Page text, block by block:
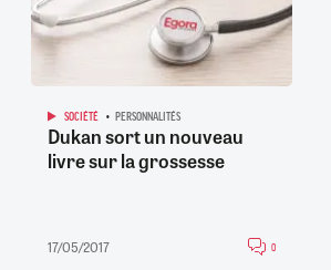
SOCIÉTÉ PERSONNALITÉS
Dukan sort un nouveau
livre sur la grossesse
17/05/2017 0